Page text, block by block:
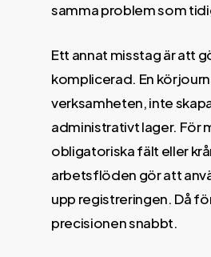
samma problem som
Ett annat misstag är att
komplicerad. En
verksamheten, inte
administrativt lager. För
obligatoriska fält eller
arbetsflöden gör att
upp registreringen. Då
precisionen snabbt.